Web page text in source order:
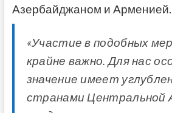
Азербайджаном и Арменией.
«Участие в подобных
крайне важно. Для нас
значение имеет
странами Центральной